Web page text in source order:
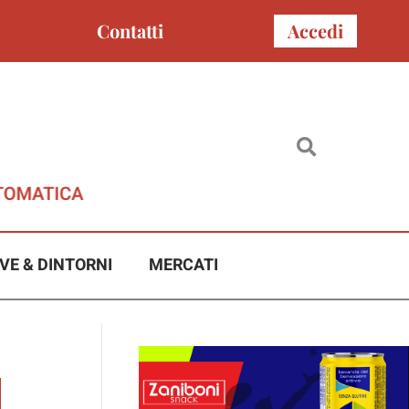
Contatti Accedi
& DINTORNI MERCATI